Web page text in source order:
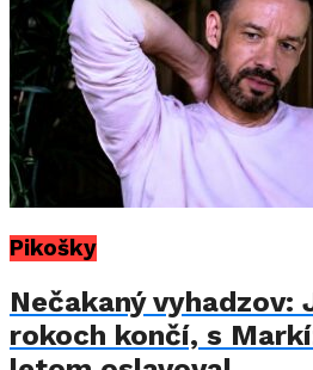
Pikošky
Nečakaný vyhadzov:
rokoch končí, s